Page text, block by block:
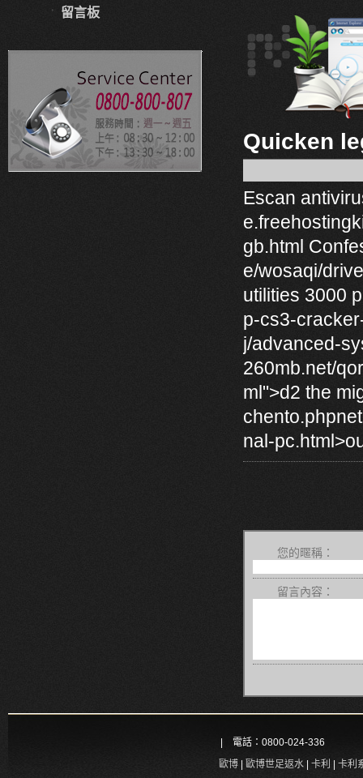
留言板
Quicken
Escan
gb.html
e/wosaqi/
utilities 3000
p-cs3-
j/advanced-
260mb.net/
ml">d2 the
nal-
您的暱稱：
留言內容：
| 電話：0800-024-336
歐博
歐博世足返水 卡利
卡利